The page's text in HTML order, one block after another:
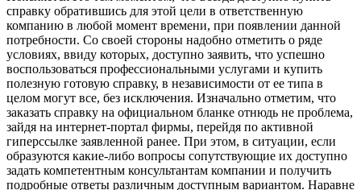
справку обратившись для этой цели в ответственную
компанию в любой момент времени, при появлении данной
потребности. Со своей стороны надобно отметить о ряде
условиях, ввиду которых, доступно заявить, что успешно
воспользоваться профессиональными услугами и купить
полезную готовую справку, в независимости от ее типа в
целом могут все, без исключения. Изначально отметим, что
заказать справку на официальном бланке отнюдь не проблема,
зайдя на интернет-портал фирмы, перейдя по активной
гиперссылке заявленной ранее. При этом, в ситуации, если
образуются какие-либо вопросы сопутствующие их доступно
задать компетентным консультантам компании и получить
подробные ответы различным доступным вариантом. Наравне